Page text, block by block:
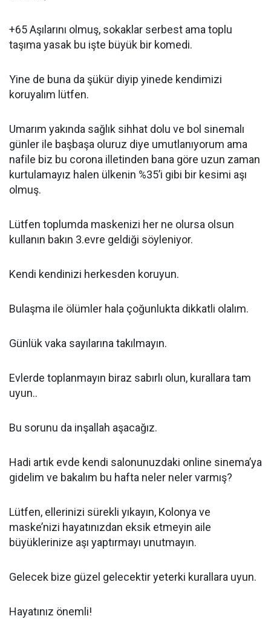
+65 Aşılarını olmuş, sokaklar serbest ama toplu
taşıma yasak bu işte büyük bir komedi.
Yine de buna da şükür diyip yinede kendimizi
koruyalım lütfen.
Umarım yakında sağlık sihhat dolu ve bol sinemalı
günler ile başbaşa oluruz diye umutlanıyorum ama
nafile biz bu corona illetinden bana göre uzun zaman
kurtulamayız halen ülkenin %35’i gibi bir kesimi aşı
olmuş.
Lütfen toplumda maskenizi her ne olursa olsun
kullanın bakın 3.evre geldiği söyleniyor.
Kendi kendinizi herkesden koruyun.
Bulaşma ile ölümler hala çoğunlukta dikkatli olalım.
Günlük vaka sayılarına takılmayın.
Evlerde toplanmayın biraz sabırlı olun, kurallara tam
uyun..
Bu sorunu da inşallah aşacağız.
Hadi artık evde kendi salonunuzdaki online sinema’ya
gidelim ve bakalım bu hafta neler neler varmış?
Lütfen, ellerinizi sürekli yıkayın, Kolonya ve
maske’nizi hayatınızdan eksik etmeyin aile
büyüklerinize aşı yaptırmayı unutmayın.
Gelecek bize güzel gelecektir yeterki kurallara uyun.
Hayatınız önemli!